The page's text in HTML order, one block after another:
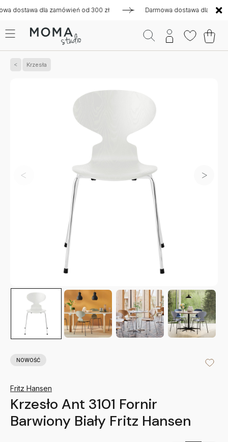
dla zamówień od 300 zł Darmowa dostawa dla
Krzesła
NOWOŚĆ
Fritz Hansen
Krzesło Ant 3101 Fornir
Barwiony Biały Fritz Hansen